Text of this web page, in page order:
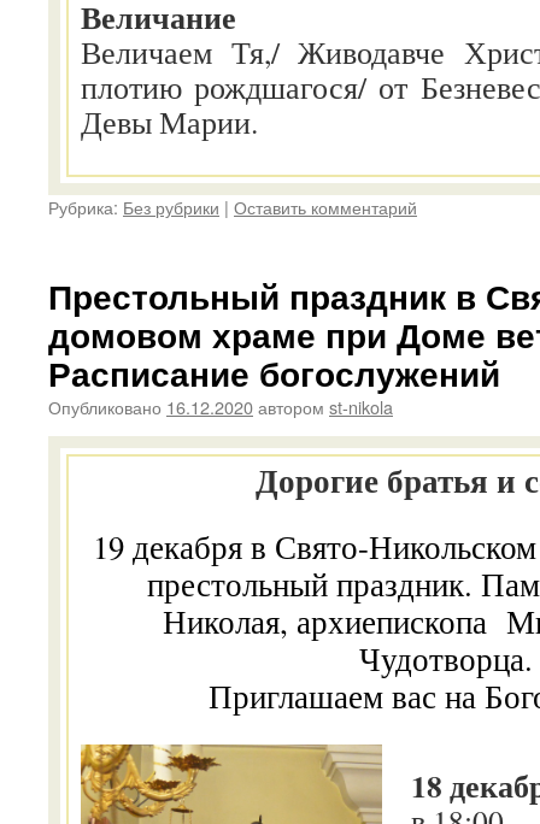
Величание
Величаем Тя,/ Живодавче
плотию рождшагося/ от
Девы Марии.
Рубрика: Без рубрики | Оставить комментарий
Престольный праздник в
домовом храме при Доме
Расписание богослужений
Опубликовано 16.12.2020автором st-nikola
Дорогие братья и
19 декабря в Свято-
престольный праздник.
Николая, архиепископа
Чудотворца.
Приглашаем вас на
18